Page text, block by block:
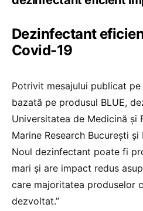
Dezinfectant
Covid-19
Potrivit mesajului publicat
bazată pe produsul BLUE,
Universitatea de Medicină și
Marine Research București
Noul dezinfectant poate fi
mari și are impact redus
care majoritatea produselor
dezvoltat.”